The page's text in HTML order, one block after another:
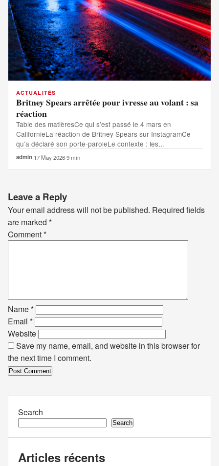
ACTUALITÉS
Britney Spears arrêtée pour ivresse au volant : sa
réaction
Table des matièresCe qui s’est passé le 4 mars en
CalifornieLa réaction de Britney Spears sur InstagramCe
qu’a déclaré son porte-paroleLe contexte : les…
admin·17 May 2026·9 min
Leave a Reply
Your email address will not be published. Required fields
are marked *
Comment*
Name*
Email *
Website
Save my name, email, and website in this browser for
the next time I comment.
Search
Search
Articles récents